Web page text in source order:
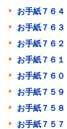
お手紙７６
お手紙７６
お手紙７６
お手紙７６
お手紙７６
お手紙７５
お手紙７５
お手紙７５